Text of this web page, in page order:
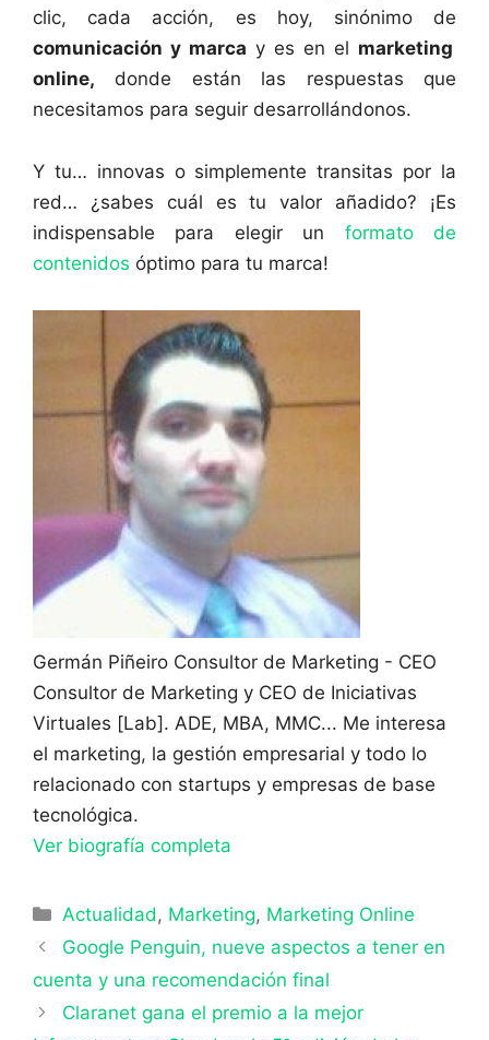
clic, cada acción, es hoy, sinónimo de
comunicación y marca y es en el marketing
online, donde están las respuestas que
necesitamos para seguir desarrollándonos.
Y tu… innovas o simplemente transitas por la
red… ¿sabes cuál es tu valor añadido? ¡Es
indispensable para elegir un formato de
contenidos óptimo para tu marca!
Germán Piñeiro Consultor de Marketing - CEO
Consultor de Marketing y CEO de Iniciativas
Virtuales [Lab]. ADE, MBA, MMC... Me interesa
el marketing, la gestión empresarial y todo lo
relacionado con startups y empresas de base
tecnológica.
Ver biografía completa
Categorías
Actualidad, Marketing, Marketing Online
Google Penguin, nueve aspectos a tener en
cuenta y una recomendación final
Claranet gana el premio a la mejor